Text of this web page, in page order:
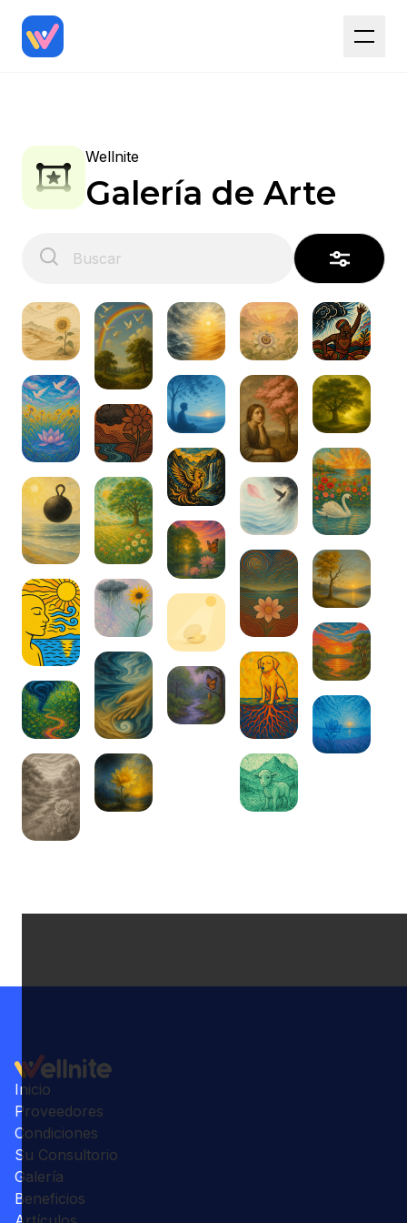
Wellnite
Galería de Arte
Inicio
Proveedores
Condiciones
Su Consultorio
Galería
Beneficios